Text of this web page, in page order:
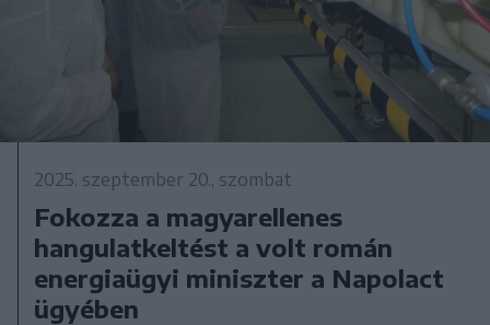
2025. szeptember 20., szombat
Fokozza a magyarellenes
hangulatkeltést a volt román
energiaügyi miniszter a Napolact
ügyében